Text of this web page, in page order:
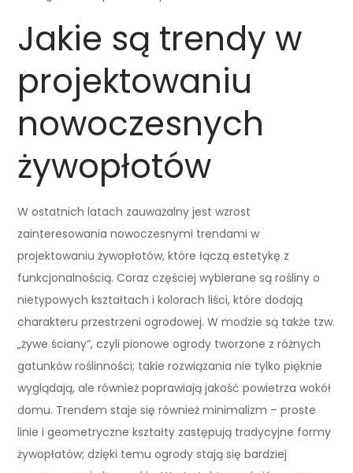
Jakie są trendy w
projektowaniu
nowoczesnych
żywopłotów
W ostatnich latach zauważalny jest wzrost
zainteresowania nowoczesnymi trendami w
projektowaniu żywopłotów, które łączą estetykę z
funkcjonalnością. Coraz częściej wybierane są rośliny o
nietypowych kształtach i kolorach liści, które dodają
charakteru przestrzeni ogrodowej. W modzie są także tzw.
„żywe ściany”, czyli pionowe ogrody tworzone z różnych
gatunków roślinności; takie rozwiązania nie tylko pięknie
wyglądają, ale również poprawiają jakość powietrza wokół
domu. Trendem staje się również minimalizm – proste
linie i geometryczne kształty zastępują tradycyjne formy
żywopłatów; dzięki temu ogrody stają się bardziej